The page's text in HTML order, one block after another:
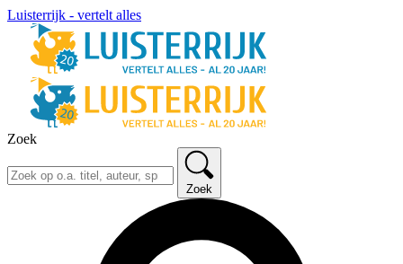
Luisterrijk - vertelt alles
Zoek
Zoek